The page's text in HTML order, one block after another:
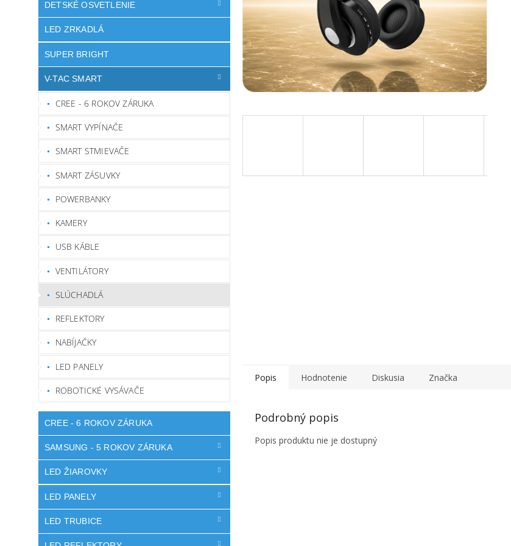
DETSKÉ OSVETLENIE
LED ZRKADLÁ
SUPER BRIGHT
V-TAC SMART
CREE - 6 ROKOV ZÁRUKA
SMART VYPÍNAČE
SMART STMIEVAČE
SMART ZÁSUVKY
POWERBANKY
KAMERY
USB KÁBLE
VENTILÁTORY
SLÚCHADLÁ
REFLEKTORY
NABÍJAČKY
LED PANELY
ROBOTICKÉ VYSÁVAČE
CREE - 6 ROKOV ZÁRUKA
SAMSUNG - 5 ROKOV ZÁRUKA
LED ŽIAROVKY
LED PANELY
LED TRUBICE
Popis Hodnotenie Diskusia Značka
Podrobný popis
Popis produktu nie je dostupný